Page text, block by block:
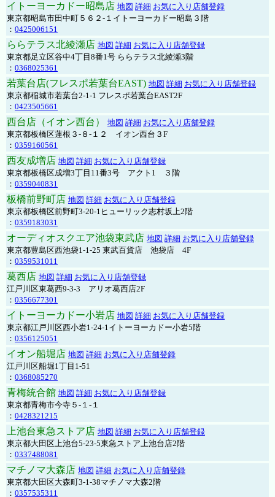
イトーヨーカドー昭島店 地図 詳細 お気に入り店舗登録
東京都昭島市田中町５６２-１イトーヨーカドー昭島３階
： 0425006151
ららテラス北綾瀬店 地図 詳細 お気に入り店舗登録
東京都足立区谷中4丁目8番1号 ららテラス北綾瀬3階
： 0368025361
若葉台店(フレスポ若葉台EAST) 地図 詳細 お気に入り店舗登録
東京都稲城市若葉台2-1-1 フレスポ若葉台EAST2F
： 0423505661
西台店（イオン西台） 地図 詳細 お気に入り店舗登録
東京都板橋区蓮根３-８-１２ イオン西台３F
： 0359160561
西友成増店 地図 詳細 お気に入り店舗登録
東京都板橋区成増3丁目11番3号 アクト1 ３階
： 0359040831
板橋前野町店 地図 詳細 お気に入り店舗登録
東京都板橋区前野町3-20-1ヒューリック志村坂上2階
： 0359183031
オーディオスクエア池袋東武店 地図 詳細 お気に入り店舗登録
東京都豊島区西池袋1-1-25 東武百貨店 池袋店 4F
： 0359531011
葛西店 地図 詳細 お気に入り店舗登録
江戸川区東葛西9-3-3 アリオ葛西店2F
： 0356677301
イトーヨーカドー小岩店 地図 詳細 お気に入り店舗登録
東京都江戸川区西小岩1-24-1イトーヨーカドー小岩5階
： 0356125051
イオン船堀店 地図 詳細 お気に入り店舗登録
江戸川区船堀1丁目1-51
： 0368085270
青梅統合館 地図 詳細 お気に入り店舗登録
東京都青梅市今寺５-１-１
： 0428321215
上池台東急ストア店 地図 詳細 お気に入り店舗登録
東京都大田区上池台5-23-5東急ストア上池台店2階
： 0337488081
マチノマ大森店 地図 詳細 お気に入り店舗登録
東京都大田区大森町3-1-38マチノマ大森2階
： 0357535311